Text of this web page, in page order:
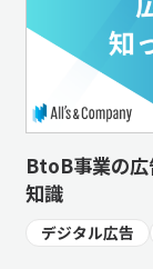
BtoB事業の広
知識
デジタル広告